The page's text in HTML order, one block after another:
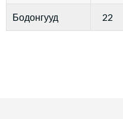
Бодонгууд 22